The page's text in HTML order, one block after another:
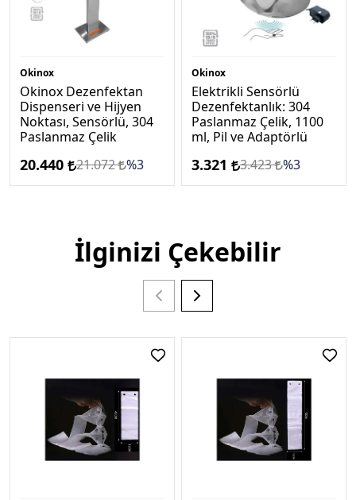
Okinox
Okinox Dezenfektan
Dispenseri ve Hijyen
Noktası, Sensörlü, 304
Paslanmaz Çelik
20.440 21.072 %3
Okinox
Elektrikli Sensörlü
Dezenfektanlık: 304
Paslanmaz Çelik, 1100
ml, Pil ve Adaptörlü
3.321 3.423 %3
İlginizi Çekebilir